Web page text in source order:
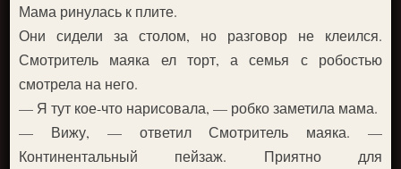
Мама ринулась к плите.
Они сидели за столом, но разговор не клеился.
Смотритель маяка ел торт, а семья с робостью
смотрела на него.
— Я тут кое-что нарисовала, — робко заметила мама.
— Вижу, — ответил Смотритель маяка. —
Континентальный пейзаж. Приятно для